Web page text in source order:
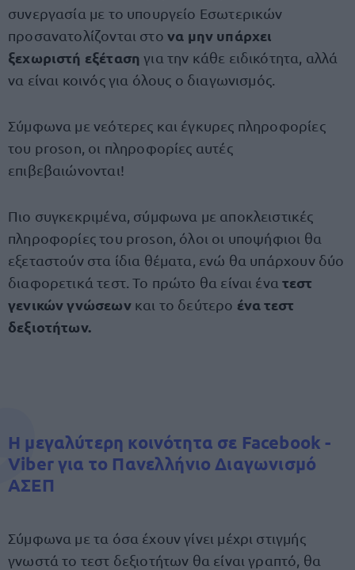
συνεργασία με το υπουργείο Εσωτερικών
προσανατολίζονται στο να μην υπάρχει
ξεχωριστή εξέτασηγια την κάθε ειδικότητα, αλλά
να είναι κοινός για όλους ο διαγωνισμός.
Σύμφωνα με νεότερες και έγκυρες πληροφορίες
του proson, οι πληροφορίες αυτές
επιβεβαιώνονται!
Πιο συγκεκριμένα, σύμφωνα με αποκλειστικές
πληροφορίες του proson, όλοι οι υποψήφιοι θα
εξεταστούν στα ίδια θέματα, ενώ θα υπάρχουν δύο
διαφορετικά τεστ. Το πρώτο θα είναι ένα τεστ
γενικών γνώσεωνκαι το δεύτερο ένα τεστ
δεξιοτήτων.
Η μεγαλύτερη κοινότητα σε Facebook -
Viber για το Πανελλήνιο Διαγωνισμό
ΑΣΕΠ
Σύμφωνα με τα όσα έχουν γίνει μέχρι στιγμής
γνωστά το τεστ δεξιοτήτων θα είναι γραπτό, θα